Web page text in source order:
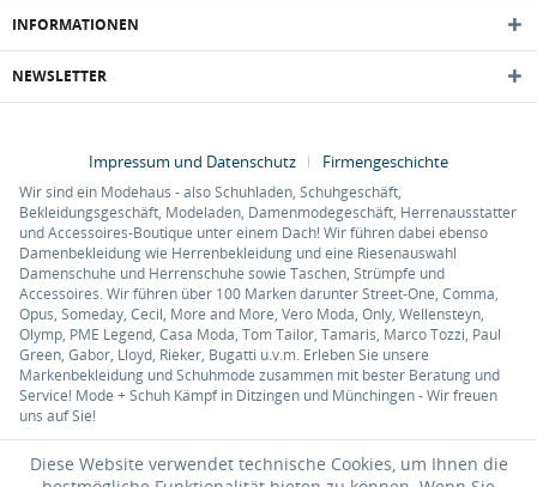
INFORMATIONEN
NEWSLETTER
Impressum und Datenschutz Firmengeschichte
Wir sind ein Modehaus - also Schuhladen, Schuhgeschäft,
Bekleidungsgeschäft, Modeladen, Damenmodegeschäft, Herrenausstatter
und Accessoires-Boutique unter einem Dach! Wir führen dabei ebenso
Damenbekleidung wie Herrenbekleidung und eine Riesenauswahl
Damenschuhe und Herrenschuhe sowie Taschen, Strümpfe und
Accessoires. Wir führen über 100 Marken darunter Street-One, Comma,
Opus, Someday, Cecil, More and More, Vero Moda, Only, Wellensteyn,
Olymp, PME Legend, Casa Moda, Tom Tailor, Tamaris, Marco Tozzi, Paul
Green, Gabor, Lloyd, Rieker, Bugatti u.v.m. Erleben Sie unsere
Markenbekleidung und Schuhmode zusammen mit bester Beratung und
Service! Mode + Schuh Kämpf in Ditzingen und Münchingen - Wir freuen
uns auf Sie!
Diese Website verwendet technische Cookies, um Ihnen die